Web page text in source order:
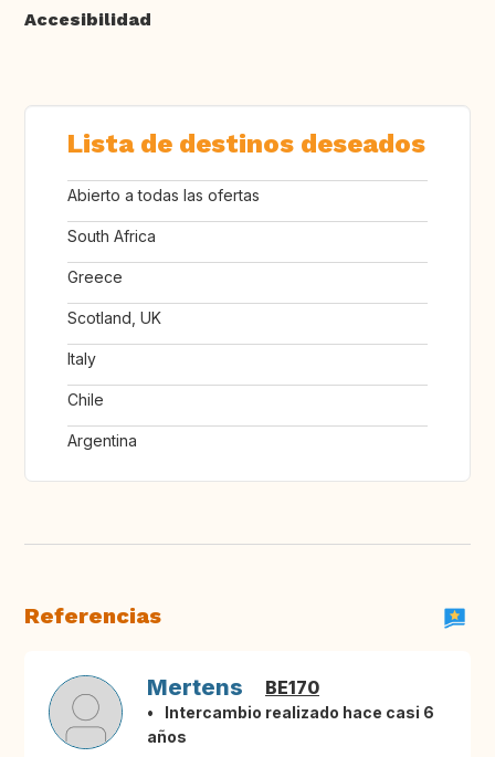
Accesibilidad
Lista de destinos deseados
Abierto a todas las ofertas
South Africa
Greece
Scotland, UK
Italy
Chile
Argentina
Referencias
Mertens BE170
Intercambio realizado hace casi 6
años